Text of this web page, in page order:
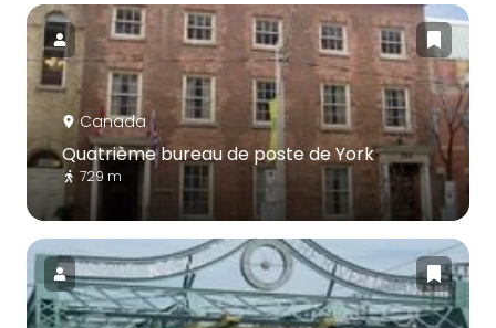
Canada
Quatrième bureau de poste de York
729 m